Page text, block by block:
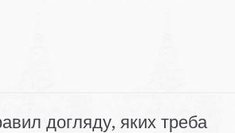
догляду, яких треба